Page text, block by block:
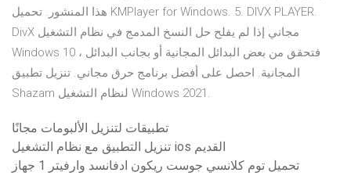
هذا المنشور. تحميل KMPlayer for Windows. 5. DIVX PLAYER.
DivX مجاني إذا لم يفلح حل النسخ المدمج في نظام التشغيل
Windows 10 ، فتحقق من بعض البدائل المجانية أو بجانب البدائل
المجانية. احصل على أفضل برنامج حرق مجاني. تنزيل تطبيق
Shazam لنظام التشغيل Windows 2021.
تطبيقات لتنزيل الألبومات مجانًا
تنزيل التطبيق مع نظام التشغيل ios القديم
تحميل توم كلانسي جوست ريكون ادفانسد وارفيتر 1 جهاز